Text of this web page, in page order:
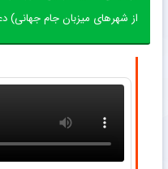
از شهرهای میزبان جام جهانی)